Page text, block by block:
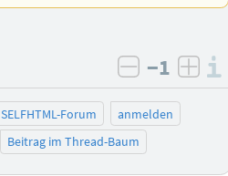
negativ
−1
SELFHTML-Forum
anmelden
Beitrag im Thread-Baum